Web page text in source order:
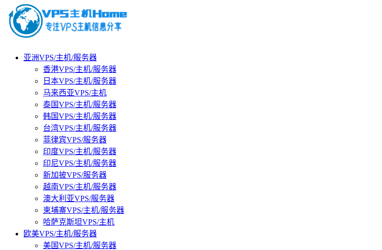
亚洲VPS/主机/服务器
香港VPS/主机/服务器
日本VPS/主机/服务器
马来西亚VPS/主机
泰国VPS/主机/服务器
韩国VPS/主机/服务器
台湾VPS/主机/服务器
菲律宾VPS/服务器
印度VPS/主机/服务器
印尼VPS/主机/服务器
新加披VPS/服务器
越南VPS/主机/服务器
澳大利亚VPS/服务器
柬埔寨VPS/主机/服务器
哈萨克斯坦VPS/主机
欧美VPS/主机/服务器
美国VPS/主机/服务器